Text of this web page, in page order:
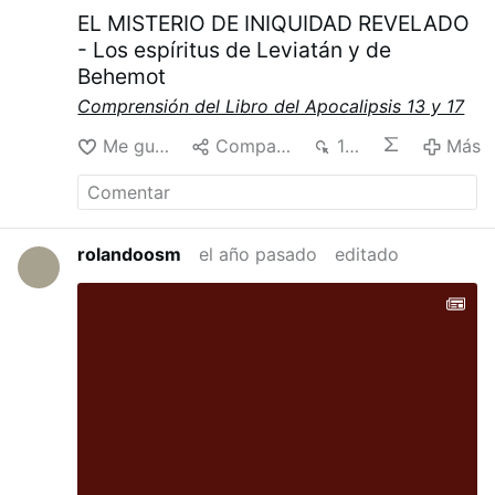
y sin pretender juzgarlos, aunque teniendo
fundamentales diferencias,…
Más
EL MISTERIO DE INIQUIDAD REVELADO
- Los espíritus de Leviatán y de
Behemot
Comprensión del Libro del Apocalipsis 13 y 17
Me gusta
Compartir 193 Más
rolandoosm el año pasado editado